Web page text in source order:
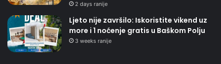
2 days ranije
Ljeto nije završilo: Iskoristite vikend uz
more i 1 noćenje gratis u Baškom Polju
3 weeks ranije